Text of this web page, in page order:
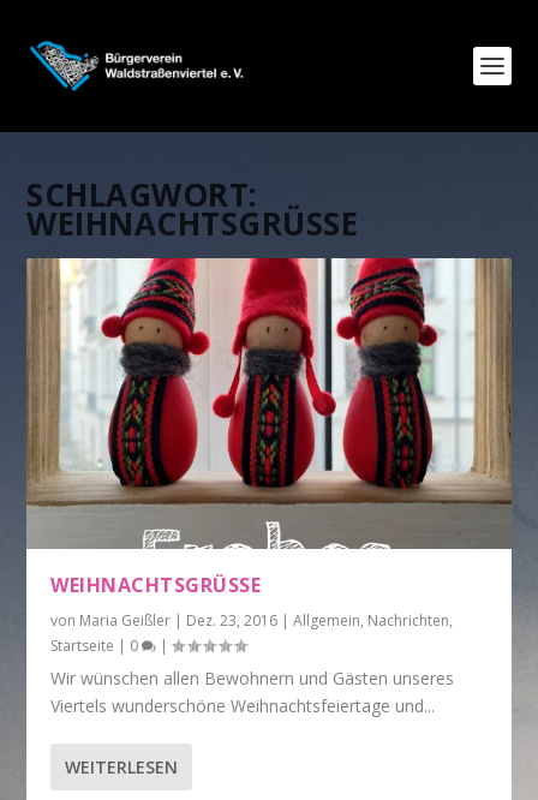
SCHLAGWORT:
WEIHNACHTSGRÜSSE
WEIHNACHTSGRÜSSE
von Maria Geißler | Dez. 23, 2016 |Allgemein, Nachrichten,
Startseite | 0 |
Wir wünschen allen Bewohnern und Gästen unseres
Viertels wunderschöne Weihnachtsfeiertage und...
WEITERLESEN